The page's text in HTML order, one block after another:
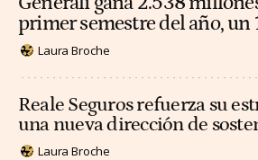
primer semestre del año, un
Laura Broche
Reale Seguros refuerza su
una nueva dirección de
Laura Broche